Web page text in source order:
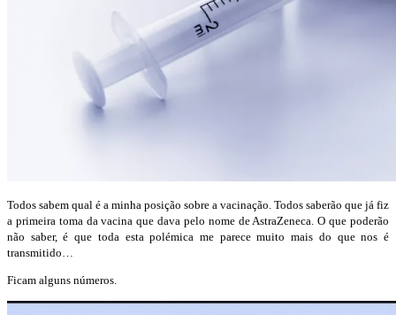
Todos sabem qual é a minha posição sobre a vacinação. Todos saberão que já fiz
a primeira toma da vacina que dava pelo nome de AstraZeneca. O que poderão
não saber, é que toda esta polémica me parece muito mais do que nos é
transmitido…
Ficam alguns números.